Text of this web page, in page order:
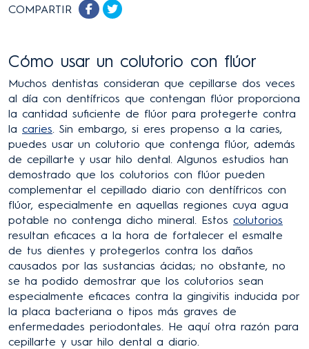
COMPARTIR
Cómo usar un colutorio con flúor
Muchos dentistas consideran que cepillarse dos veces
al día con dentífricos que contengan flúor proporciona
la cantidad suficiente de flúor para protegerte contra
la caries . Sin embargo, si eres propenso a la caries,
puedes usar un colutorio que contenga flúor, además
de cepillarte y usar hilo dental. Algunos estudios han
demostrado que los colutorios con flúor pueden
complementar el cepillado diario con dentífricos con
flúor, especialmente en aquellas regiones cuya agua
potable no contenga dicho mineral. Estos colutorios
resultan eficaces a la hora de fortalecer el esmalte
de tus dientes y protegerlos contra los daños
causados por las sustancias ácidas; no obstante, no
se ha podido demostrar que los colutorios sean
especialmente eficaces contra la gingivitis inducida por
la placa bacteriana o tipos más graves de
enfermedades periodontales. He aquí otra razón para
cepillarte y usar hilo dental a diario.